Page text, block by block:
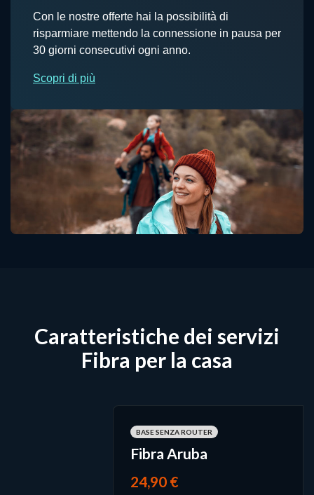
Con le nostre offerte hai la possibilità di
risparmiare mettendo la connessione in pausa per
30 giorni consecutivi ogni anno.
Scopri di più
Caratteristiche dei servizi
Fibra per la casa
BASE SENZA ROUTER
Fibra Aruba
24,90 €